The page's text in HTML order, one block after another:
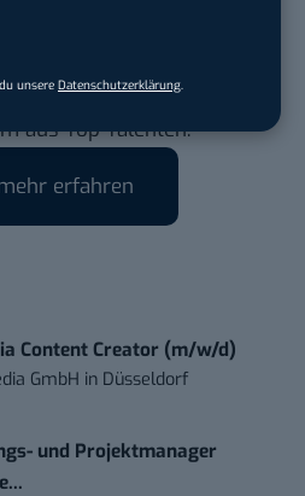
unsere Datenschutzerklärung.
als erfahrener PR-
aus Top-Talenten.
erfahren
Content Creator (m/w/d)
GmbH in Düsseldorf
und Projektmanager